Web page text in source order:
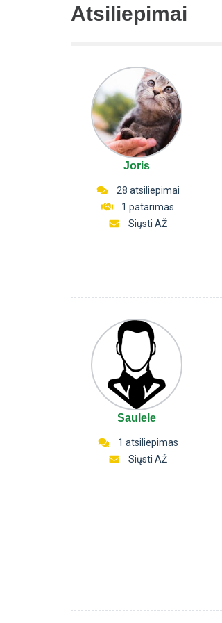
Atsiliepimai
Joris
28 atsiliepimai
1 patarimas
Siųsti AŽ
Saulele
1 atsiliepimas
Siųsti AŽ